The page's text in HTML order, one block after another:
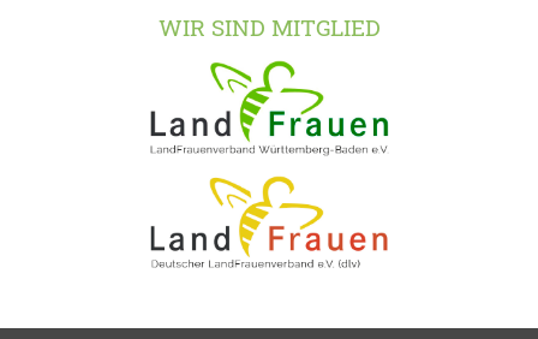
WIR SIND MITGLIED